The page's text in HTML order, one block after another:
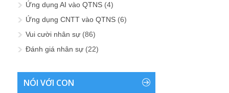
Ứng dụng AI vào QTNS (4)
Ứng dụng CNTT vào QTNS (6)
Vui cười nhân sự (86)
Đánh giá nhân sự (22)
NÓI VỚI CON